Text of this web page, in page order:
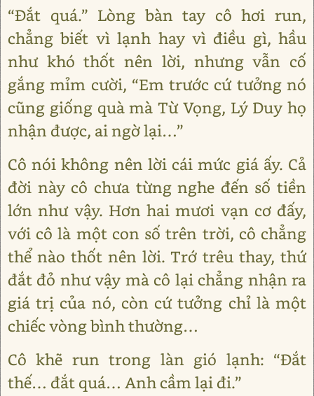
“Đắt quá.” Lòng bàn tay cô hơi run,
chẳng biết vì lạnh hay vì điều gì, hầu
như khó thốt nên lời, nhưng vẫn cố
gắng mỉm cười, “Em trước cứ tưởng nó
cũng giống quà mà Từ Vọng, Lý Duy họ
nhận được, ai ngờ lại…”
Cô nói không nên lời cái mức giá ấy. Cả
đời này cô chưa từng nghe đến số tiền
lớn như vậy. Hơn hai mươi vạn cơ đấy,
với cô là một con số trên trời, cô chẳng
thể nào thốt nên lời. Trớ trêu thay, thứ
đắt đỏ như vậy mà cô lại chẳng nhận ra
giá trị của nó, còn cứ tưởng chỉ là một
chiếc vòng bình thường…
Cô khẽ run trong làn gió lạnh: “Đắt
thế… đắt quá… Anh cầm lại đi.”